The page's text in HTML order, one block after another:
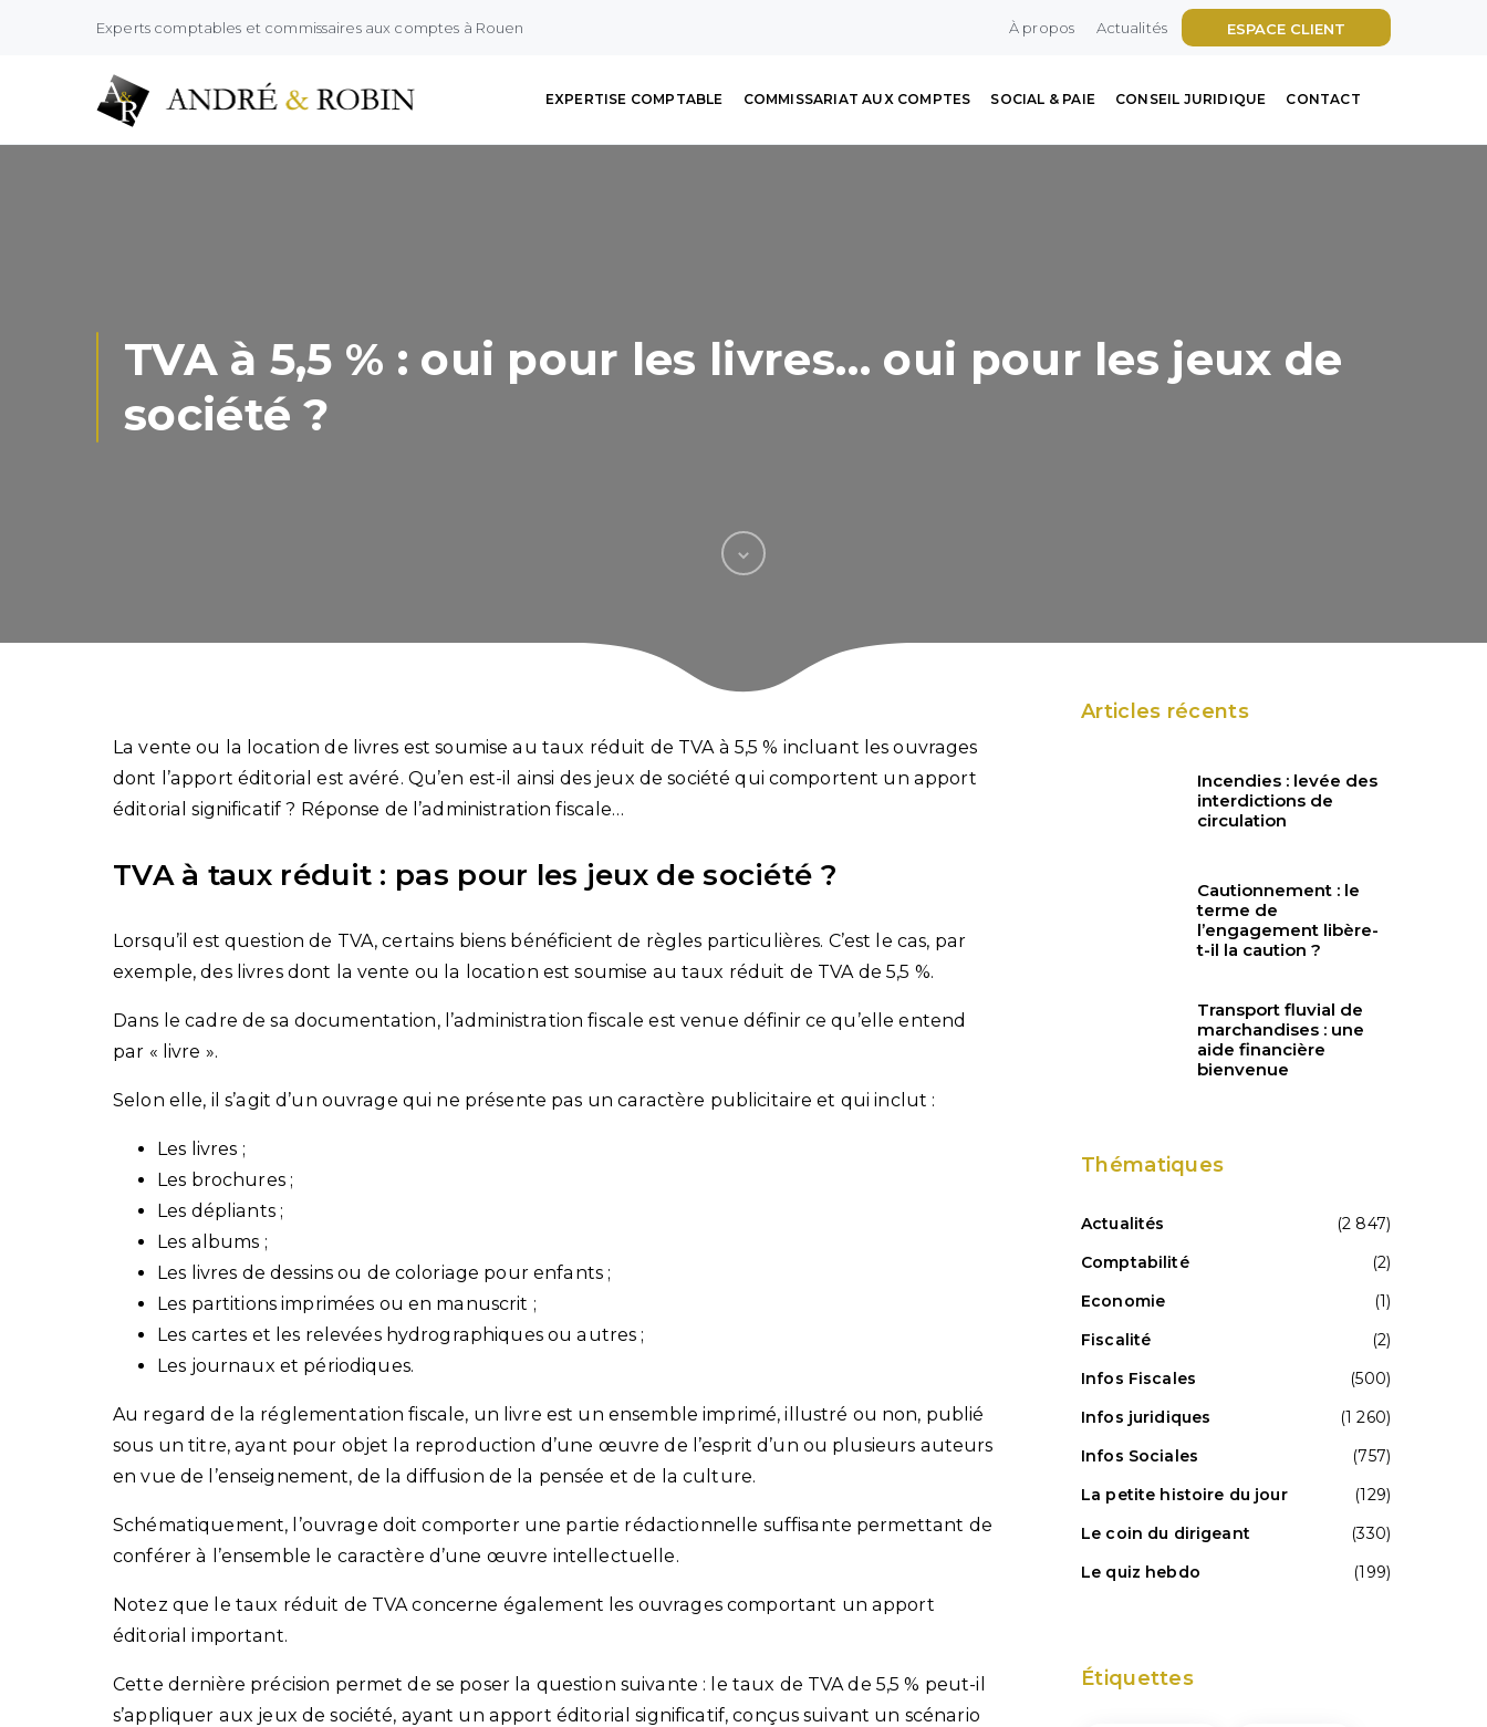
Experts comptables et commissaires aux comptes à Rouen ESPACE CLIENT
À propos Actualités
EXPERTISE COMPTABLE COMMISSARIAT AUX COMPTES SOCIAL & PAIE CONSEIL JURIDIQUE CONTACT
TVA à 5,5 % : oui pour les livres… oui pour les jeux de
société ?
La vente ou la location de livres est soumise au taux réduit de TVA à 5,5 % incluant les ouvrages
dont l’apport éditorial est avéré. Qu’en est-il ainsi des jeux de société qui comportent un apport
éditorial significatif ? Réponse de l’administration fiscale…
TVA à taux réduit : pas pour les jeux de société ?
Lorsqu’il est question de TVA, certains biens bénéficient de règles particulières. C’est le cas, par
exemple, des livres dont la vente ou la location est soumise au taux réduit de TVA de 5,5 %.
Dans le cadre de sa documentation, l’administration fiscale est venue définir ce qu’elle entend
par « livre ».
Selon elle, il s’agit d’un ouvrage qui ne présente pas un caractère publicitaire et qui inclut :
Les livres ;
Les brochures ;
Les dépliants ;
Les albums ;
Les livres de dessins ou de coloriage pour enfants ;
Les partitions imprimées ou en manuscrit ;
Les cartes et les relevées hydrographiques ou autres ;
Les journaux et périodiques.
Au regard de la réglementation fiscale, un livre est un ensemble imprimé, illustré ou non, publié
sous un titre, ayant pour objet la reproduction d’une œuvre de l’esprit d’un ou plusieurs auteurs
en vue de l’enseignement, de la diffusion de la pensée et de la culture.
Schématiquement, l’ouvrage doit comporter une partie rédactionnelle suffisante permettant de
conférer à l’ensemble le caractère d’une œuvre intellectuelle.
Notez que le taux réduit de TVA concerne également les ouvrages comportant un apport
éditorial important.
Cette dernière précision permet de se poser la question suivante : le taux de TVA de 5,5 % peut-il
s’appliquer aux jeux de société, ayant un apport éditorial significatif, conçus suivant un scénario
Articles récents
Incendies : levée des
interdictions de
circulation
Cautionnement : le
terme de
l’engagement libère-
t-il la caution ?
Transport fluvial de
marchandises : une
aide financière
bienvenue
Thématiques
Actualités
(2 847)
Comptabilité
(2)
Economie
(1)
Fiscalité
(2)
Infos Fiscales
(500)
Infos juridiques
(1 260)
Infos Sociales
(757)
La petite histoire du jour
(129)
Le coin du dirigeant
(330)
Le quiz hebdo
(199)
Étiquettes